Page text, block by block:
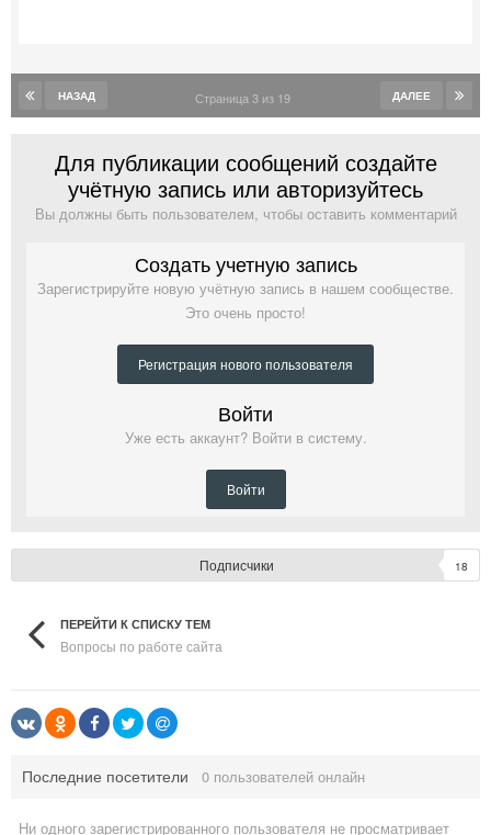
НАЗАД ДАЛЕЕ
Страница 3 из 19
Для публикации сообщений создайте
учётную запись или авторизуйтесь
Вы должны быть пользователем, чтобы оставить комментарий
Создать учетную запись
Зарегистрируйте новую учётную запись в нашем сообществе.
Это очень просто!
Регистрация нового пользователя
Войти
Уже есть аккаунт? Войти в систему.
Войти
Подписчики 18
ПЕРЕЙТИ К СПИСКУ ТЕМ
Вопросы по работе сайта
Последние посетители 0 пользователей онлайн
Ни одного зарегистрированного пользователя не просматривает